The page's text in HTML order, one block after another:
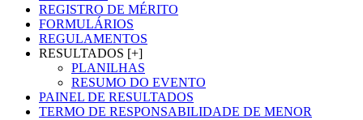
REGISTRO DE MÉRITO
FORMULÁRIOS
REGULAMENTOS
RESULTADOS [+]
PLANILHAS
RESUMO DO EVENTO
PAINEL DE RESULTADOS
TERMO DE RESPONSABILIDADE DE MENOR